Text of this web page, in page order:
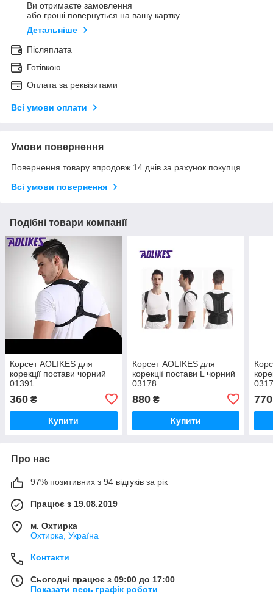
Ви отримаєте замовлення
або гроші повернуться на вашу картку
Детальніше
Післяплата
Готівкою
Оплата за реквізитами
Всі умови оплати
Умови повернення
Повернення товару впродовж 14 днів за рахунок покупця
Всі умови повернення
Подібні товари компанії
Корсет AOLIKES для
корекції постави чорний
01391
360 ₴
Купити
Корсет AOLIKES для
корекції постави L чорний
03178
880₴
Купити
770
Про нас
97% позитивних з 94 відгуків за рік
Працює з 19.08.2019
м. Охтирка
Охтирка, Україна
Контакти
Сьогодні працює з 09:00 до 17:00
Показати весь графік роботи